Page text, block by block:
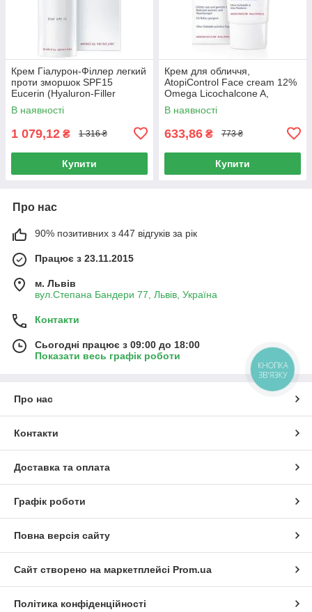
Крем Гіалурон-Філлер легкий
проти зморшок SPF15
Eucerin (Hyaluron-Filler
Сream Light Anti-Wrinkle) 50
мл
В наявності
1 079,12 ₴ 1 316 ₴
Купити
Крем для обличчя,
AtopiControl Face cream 12%
Omega Licochalcone A,
Сeramides, Eucerin, 50 мл
В наявності
633,86 ₴ 773 ₴
Купити
Про нас
90% позитивних з 447 відгуків за рік
Працює з 23.11.2015
м. Львів
вул.Степана Бандери 77, Львів, Україна
Контакти
Сьогодні працює з 09:00 до 18:00
Показати весь графік роботи
Про нас
Контакти
Доставка та оплата
Графік роботи
Повна версія сайту
Сайт створено на маркетплейсі Prom.ua
Політика конфіденційності
КНОПКА
ЗВ'ЯЗКУ